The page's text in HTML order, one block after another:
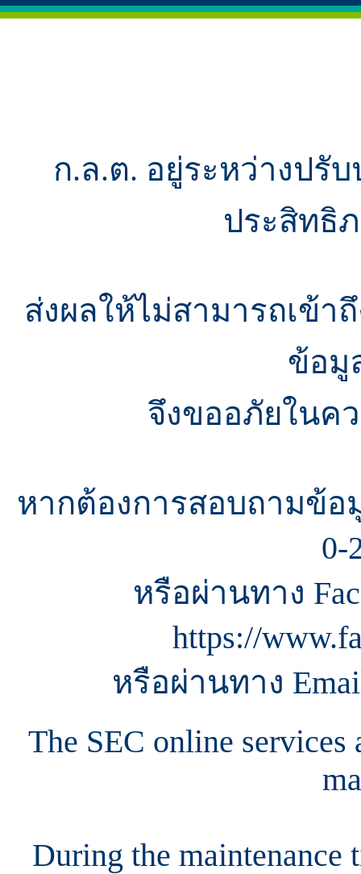
ก.ล.ต. อยู่ระหว่างปรั
ประสิทธิ
ส่งผลให้ไม่สามารถเข้า
ข้อมู
จึงขออภัยในค
หากต้องการสอบถามข้อ
0-
หรือผ่านทาง
https://
หรือผ่านทาง
The SEC online
During the maintenance